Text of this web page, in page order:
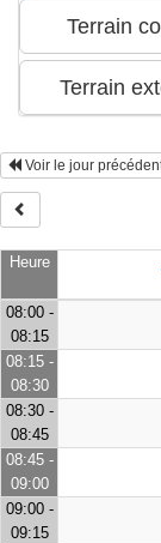
Voir le jour
Heure
08:00 -
08:15
08:15 -
08:30
08:30 -
08:45
08:45 -
09:00
09:00 -
09:15